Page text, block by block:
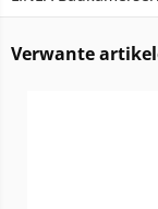
Verwante